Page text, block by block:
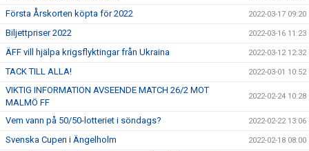
Första Årskorten köpta för 2022 2022-03-17 09:20
Biljettpriser 2022 2022-03-16 11:23
ÄFF vill hjälpa krigsflyktingar från Ukraina 2022-03-12 12:32
TACK TILL ALLA! 2022-03-01 10:52
VIKTIG INFORMATION AVSEENDE MATCH 26/2 MOT
MALMÖ FF
2022-02-24 10:28
Vem vann på 50/50-lotteriet i söndags? 2022-02-22 13:06
Svenska Cupen i Ängelholm 2022-02-18 08:00